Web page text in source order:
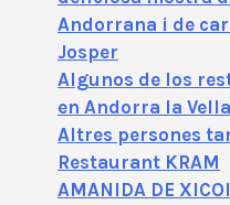
Andorrana i de
Josper
Algunos de los
en Andorra la
Altres persones
Restaurant KRAM
AMANIDA DE